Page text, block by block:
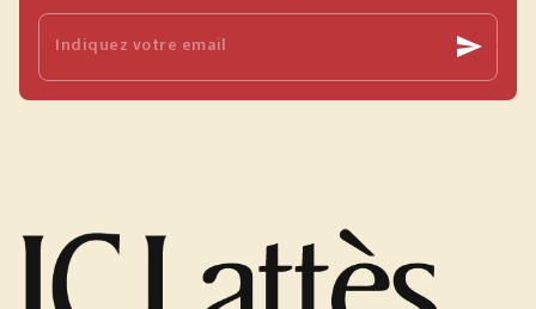
Indiquez votre email send